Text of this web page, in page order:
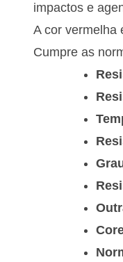
impactos e
A cor vermelha
Cumpre as